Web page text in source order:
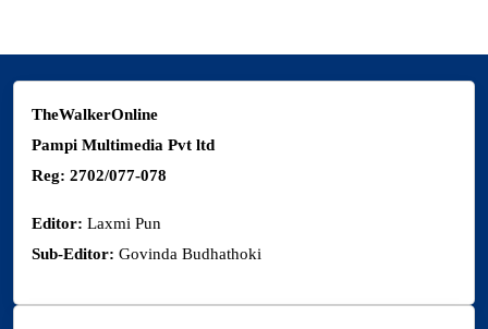
TheWalkerOnline
Pampi Multimedia Pvt ltd
Reg: 2702/077-078
Editor: Laxmi Pun
Sub-Editor: Govinda Budhathoki